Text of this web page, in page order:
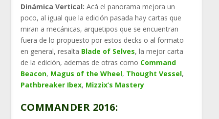
Dinámica Vertical: Acá el panorama mejora un
poco, al igual que la edición pasada hay cartas que
miran a mecánicas, arquetipos que se encuentran
fuera de lo propuesto por estos decks o al formato
en general, resalta Blade of Selves, la mejor carta
de la edición, ademas de otras como Command
Beacon, Magus of the Wheel, Thought Vessel,
Pathbreaker Ibex, Mizzix’s Mastery
COMMANDER 2016: